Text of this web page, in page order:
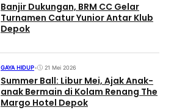
Banjir Dukungan, BRM CC Gelar
Turnamen Catur Yunior Antar Klub
Depok
GAYA HIDUP• 21 Mei 2026
Summer Ball: Libur Mei, Ajak Anak-
anak Bermain di Kolam Renang The
Margo Hotel Depok